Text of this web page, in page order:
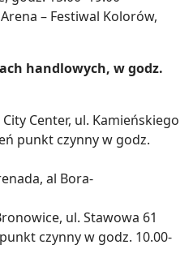
– Festiwal Kolorów,
handlowych, w godz.
Center, ul. Kamieńskiego
punkt czynny w godz.
al Bora-
ul. Stawowa 61
czynny w godz. 10.00-